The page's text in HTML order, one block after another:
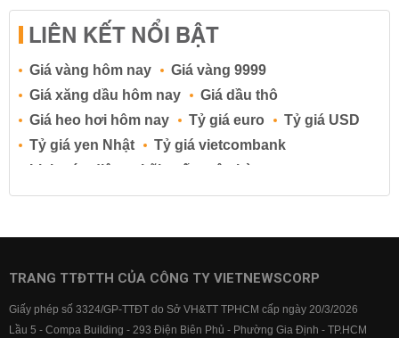
LIÊN KẾT NỔI BẬT
Giá vàng hôm nay
Giá vàng 9999
Giá xăng dầu hôm nay
Giá dầu thô
Giá heo hơi hôm nay
Tỷ giá euro
Tỷ giá USD
Tỷ giá yen Nhật
Tỷ giá vietcombank
Lịch cúp điện
Lãi suất ngân hàng
Lãi suất tiết kiệm
Lãi suất tiền gửi
Lãi suất ngân hàng BIDV
Lãi suất ngân hàng Vietcombank
TRANG TTĐTTH CỦA CÔNG TY VIETNEWSCORP
Giấy phép số 3324/GP-TTĐT do Sở VH&TT TPHCM cấp ngày 20/3/2026
Lầu 5 - Compa Building - 293 Điện Biên Phủ - Phường Gia Định - TP.HCM